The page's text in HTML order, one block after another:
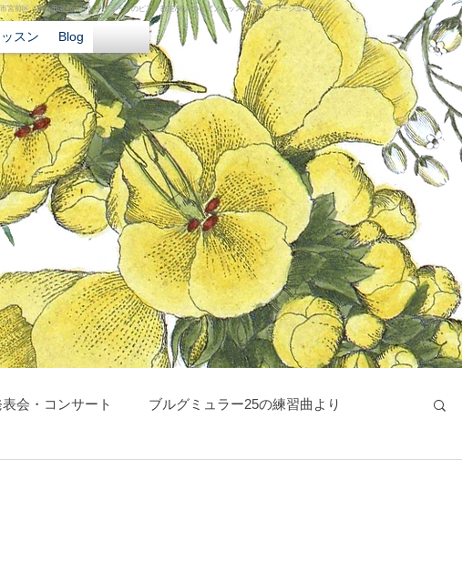
宮前区・東急田園都市線たまプラーザのピアノ教室/大人のピアノレッスン/ソルフェージュレッスン
スン Blog
会・コンサート ブルグミュラー25の練習曲より